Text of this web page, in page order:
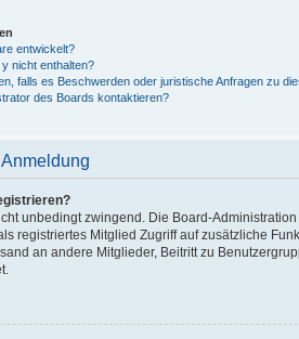
entwickelt?
nicht enthalten?
falls es Beschwerden oder juristische Anfragen zu
des Boards kontaktieren?
unbedingt zwingend. Die Board-
registriertes Mitglied Zugriff auf zusätzliche
an andere Mitglieder, Beitritt zu